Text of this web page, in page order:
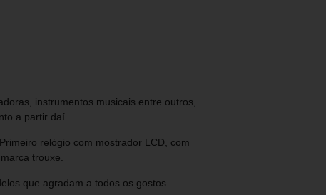
instrumentos musicais entre outros,
a partir daí.
relógio com mostrador LCD, com
trouxe.
que agradam a todos os gostos.